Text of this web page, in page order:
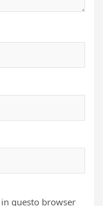
questo browser